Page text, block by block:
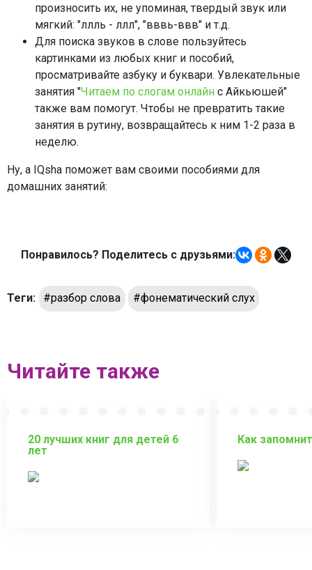
произносить их, не упоминая, твердый звук или
мягкий: "ллль - ллл", "вввь-ввв" и т.д.
Для поиска звуков в слове пользуйтесь
картинками из любых книг и пособий,
просматривайте азбуку и буквари. Увлекательные
занятия "Читаем по слогам онлайн с Айкьюшей"
также вам помогут. Чтобы не превратить такие
занятия в рутину, возвращайтесь к ним 1-2 раза в
неделю.
Ну, а IQsha поможет вам своими пособиями для
домашних занятий:
Понравилось? Поделитесь с друзьями:
Теги: #разбор слова #фонематический слух
Читайте также
20 лучших книг для детей 6
лет
Как